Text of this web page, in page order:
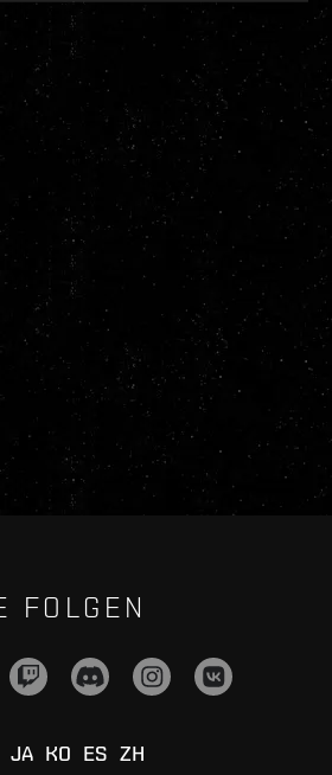
FOLGEN
JA KO ES ZH